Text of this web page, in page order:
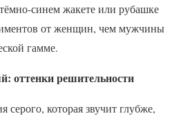
синем жакете или рубашке
от женщин, чем мужчины
гамме.
оттенки решительности
которая звучит глубже,